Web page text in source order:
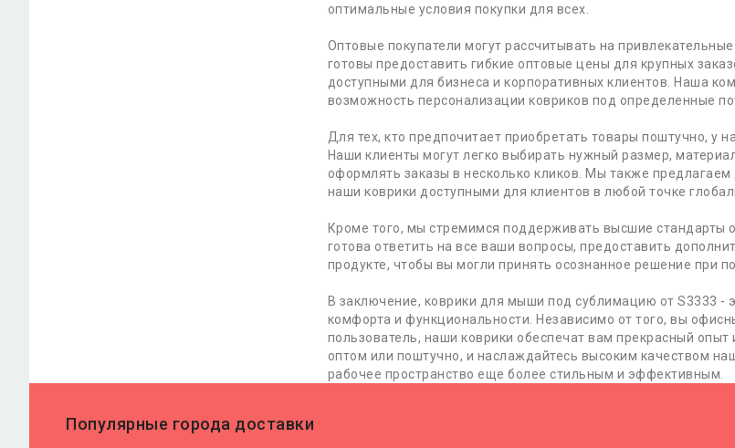
оптимальные условия покупки для всех.
Оптовые покупатели могут рассчитывать на
готовы предоставить гибкие оптовые цены для крупных
доступными для бизнеса и корпоративных клиентов. Наша
возможность персонализации ковриков под определенные
Для тех, кто предпочитает приобретать товары поштучно, у
Наши клиенты могут легко выбирать нужный размер,
оформлять заказы в несколько кликов. Мы также
наши коврики доступными для клиентов в любой точке
Кроме того, мы стремимся поддерживать высшие стандарты
готова ответить на все ваши вопросы, предоставить
продукте, чтобы вы могли принять осознанное решение при
В заключение, коврики для мыши под сублимацию от S3333 -
комфорта и функциональности. Независимо от того, вы
пользователь, наши коврики обеспечат вам прекрасный опыт
оптом или поштучно, и наслаждайтесь высоким качеством
рабочее пространство еще более стильным и эффективным.
Популярные города доставки